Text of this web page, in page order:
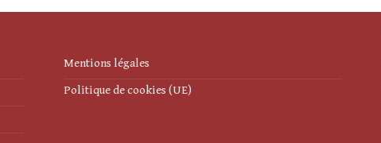
Mentions légales
Politique de cookies (UE)